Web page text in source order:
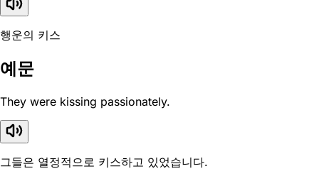
행운의 키스
예문
They were kissing passionately.
그들은 열정적으로 키스하고 있었습니다.